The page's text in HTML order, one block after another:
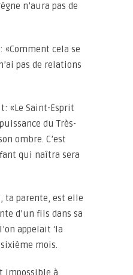
n’aura pas de
«Comment cela se
pas de relations
«Le Saint-Esprit
du Très-
ombre. C’est
qui naîtra sera
ta parente, est elle
d’un fils dans sa
appelait ‘la
mois.
impossible à